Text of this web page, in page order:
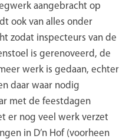
aangebracht op
ook van alles onder
zodat inspecteurs van de
is gerenoveerd, de
werk is gedaan, echter
daar waar nodig
met de feestdagen
er nog veel werk verzet
in D’n Hof (voorheen